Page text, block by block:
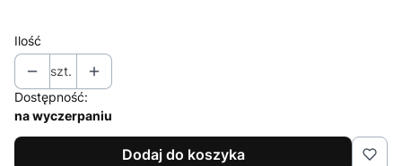
Ilość
szt.
Dostępność:
na wyczerpaniu
Dodaj do koszyka